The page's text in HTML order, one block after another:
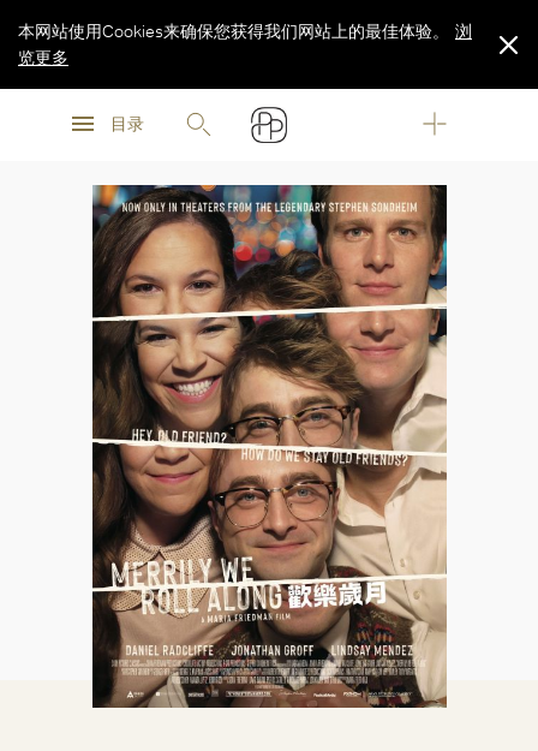
浏
目录
本网站使用Cookies来确保您获得我们网站上的最佳体验。
浏
览更多